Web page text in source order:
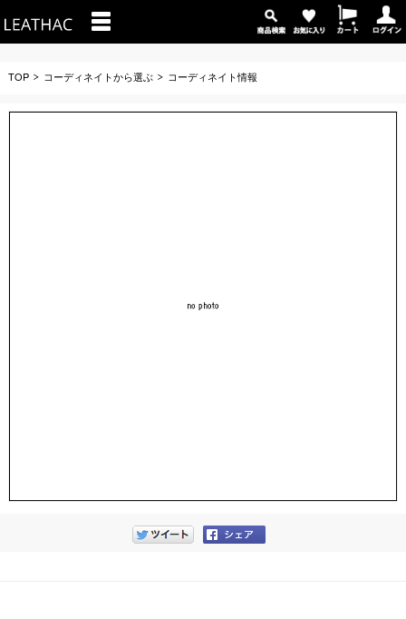
TOP コーディネイトから選ぶ コーディネイト情報